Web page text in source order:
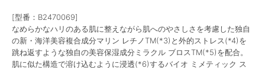
[型番：B2470069]
なめらかなハリのある肌に整えながら肌へのやさしさを考慮した独自
の新・海洋美容複合成分マリン レチノTM(*3)と外的ストレス(*4)を
跳ね返すような独自の美容保湿成分ミラクル ブロスTM(*5)を配合。
肌に似た構造で溶け込むように浸透(*6)するバイオ ミメティック ス